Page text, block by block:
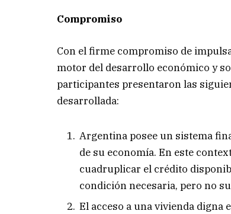
Compromiso
Con el firme compromiso de
motor del desarrollo económico y
participantes presentaron las
desarrollada:
Argentina posee un sistema
de su economía. En este
cuadruplicar el crédito
condición necesaria, pero no
El acceso a una vivienda digna